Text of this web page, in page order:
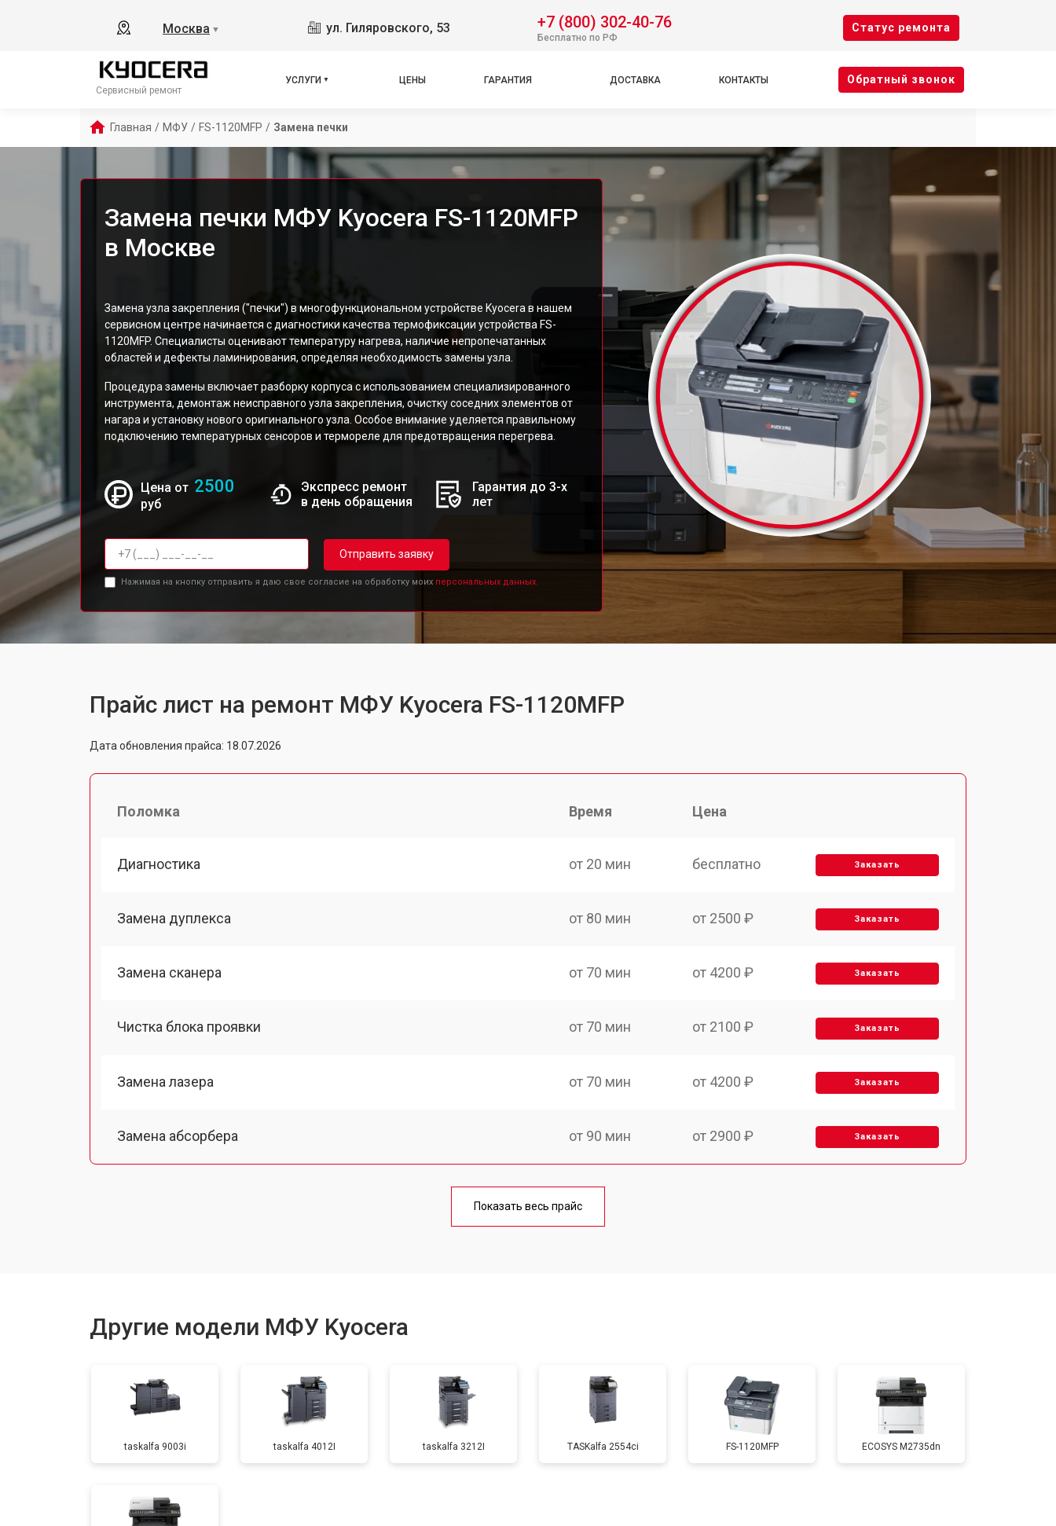
Москва ▼ ул. Гиляровского, 53 +7 (800) 302-40-76
Бесплатно по РФ
Cтатус ремонта
Сервисный ремонт
УСЛУГИ ЦЕНЫ ГАРАНТИЯ ДОСТАВКА КОНТАКТЫ Oбратный звонок
Главная / МФУ / FS-1120MFP / Замена печки
Замена печки МФУ Kyocera FS-1120MFP
в Москве
Замена узла закрепления ("печки") в многофункциональном устройстве Kyocera в нашем
сервисном центре начинается с диагностики качества термофиксации устройства FS-
1120MFP. Специалисты оценивают температуру нагрева, наличие непропечатанных
областей и дефекты ламинирования, определяя необходимость замены узла.
Процедура замены включает разборку корпуса с использованием специализированного
инструмента, демонтаж неисправного узла закрепления, очистку соседних элементов от
нагара и установку нового оригинального узла. Особое внимание уделяется правильному
подключению температурных сенсоров и термореле для предотвращения перегрева.
Цена от 2500
руб
Экспресс ремонт
в день обращения
Гарантия до 3-х
лет
Отправить заявку
Нажимая на кнопку отправить я даю свое согласие на обработку моих персональных данных.
Прайс лист на ремонт МФУ Kyocera FS-1120MFP
Дата обновления прайса: 18.07.2026
Поломка Время Цена
Диагностика от 20 мин бесплатно Заказать
Замена дуплекса от 80 мин от 2500 ₽ Заказать
Замена сканера от 70 мин от 4200 ₽ Заказать
Чистка блока проявки от 70 мин от 2100 ₽ Заказать
Замена лазера от 70 мин от 4200 ₽ Заказать
Замена абсорбера от 90 мин от 2900 ₽ Заказать
от 60 мин
Замена каретки от 90 мин от 2800 ₽ Заказать
Замена Wi-Fi от 60 мин от 2700 ₽ Заказать
Замена блока питания
Показать весь прайс
Другие модели МФУ Kyocera
taskalfa 9003i taskalfa 4012I taskalfa 3212I TASKalfa 2554ci FS-1120MFP ECOSYS M2735dn